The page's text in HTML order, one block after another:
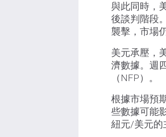
與此同時，
後談判階段
襲擊，市場
美元承壓，
濟數據。週
（NFP）。
根據市場預
些數據可能
紐元/美元的